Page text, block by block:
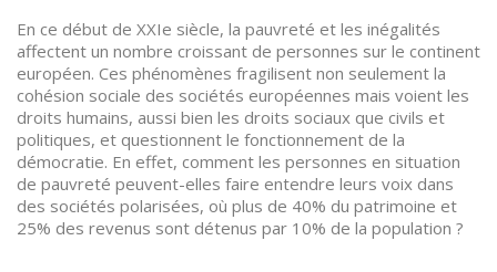
En ce début de XXIe siècle, la pauvreté et les inégalités
affectent un nombre croissant de personnes sur le continent
européen. Ces phénomènes fragilisent non seulement la
cohésion sociale des sociétés européennes mais voient les
droits humains, aussi bien les droits sociaux que civils et
politiques, et questionnent le fonctionnement de la
démocratie. En effet, comment les personnes en situation
de pauvreté peuvent-elles faire entendre leurs voix dans
des sociétés polarisées, où plus de 40% du patrimoine et
25% des revenus sont détenus par 10% de la population ?